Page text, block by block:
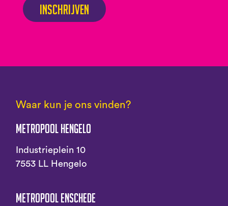
Inschrijven
Waar kun je ons vinden?
Metropool Hengelo
Industrieplein 10
7553 LL Hengelo
Metropool Enschede